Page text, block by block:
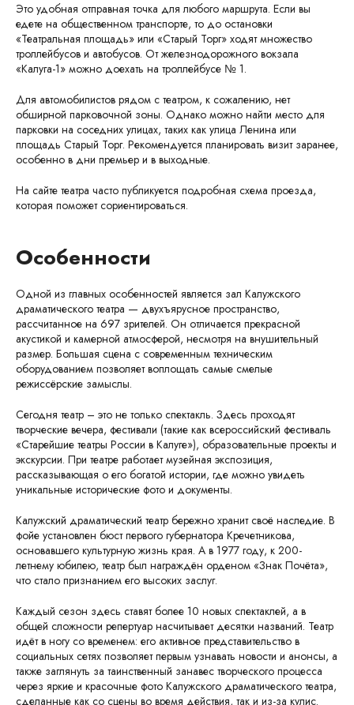
Это удобная отправная точка для любого маршрута. Если вы
едете на общественном транспорте, то до остановки
«Театральная площадь» или «Старый Торг» ходят множество
троллейбусов и автобусов. От железнодорожного вокзала
«Калуга-1» можно доехать на троллейбусе № 1.
Для автомобилистов рядом с театром, к сожалению, нет
обширной парковочной зоны. Однако можно найти место для
парковки на соседних улицах, таких как улица Ленина или
площадь Старый Торг. Рекомендуется планировать визит заранее,
особенно в дни премьер и в выходные.
На сайте театра часто публикуется подробная схема проезда,
которая поможет сориентироваться.
Особенности
Одной из главных особенностей является зал Калужского
драматического театра — двухъярусное пространство,
рассчитанное на 697 зрителей. Он отличается прекрасной
акустикой и камерной атмосферой, несмотря на внушительный
размер. Большая сцена с современным техническим
оборудованием позволяет воплощать самые смелые
режиссёрские замыслы.
Сегодня театр – это не только спектакль. Здесь проходят
творческие вечера, фестивали (такие как всероссийский фестиваль
«Старейшие театры России в Калуге»), образовательные проекты и
экскурсии. При театре работает музейная экспозиция,
рассказывающая о его богатой истории, где можно увидеть
уникальные исторические фото и документы.
Калужский драматический театр бережно хранит своё наследие. В
фойе установлен бюст первого губернатора Кречетникова,
основавшего культурную жизнь края. А в 1977 году, к 200-
летнему юбилею, театр был награждён орденом «Знак Почёта»,
что стало признанием его высоких заслуг.
Каждый сезон здесь ставят более 10 новых спектаклей, а в
общей сложности репертуар насчитывает десятки названий. Театр
идёт в ногу со временем: его активное представительство в
социальных сетях позволяет первым узнавать новости и анонсы, а
также заглянуть за таинственный занавес творческого процесса
через яркие и красочные фото Калужского драматического театра,
сделанные как со сцены во время действия, так и из-за кулис.